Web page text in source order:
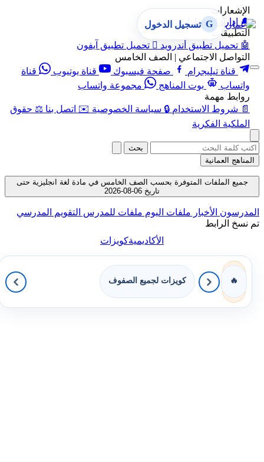
الإشعارات
🔔 إدارة الإشعارات
التطبيقات
🤖 تحميل تطبيق أندرويد  تحميل تطبيق آيفون
التواصل الاجتماعي | الصف الخامس
قناة تيليجرام
صفحة فيسبوك قناة يوتيوب
قناة
واتساب
بوت المناهج
مجموعة واتساب
روابط مهمة
📄 شروط الاستخدام 🔒 سياسة الخصوصية ✉️ اتصل بنا ⚖️ حقوق
الملكية الفكرية
G تسجيل الدخول
بحث
المناهج العمانية
جميع الملفات المتوفرة بحسب الصف الخامس في مادة لغة انجليزية حتى
تاريخ 06-08-2026
المدرسون الأخبار ملفات اليوم ملفات للمدرس التقويم المدرسي
تم نسخ الرابط
الأكاديميةكويزات
🔥 كويزات لجميع الصفوف